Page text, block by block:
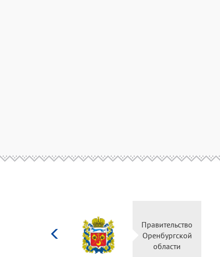
Министерство
культуры
Российской
федерации